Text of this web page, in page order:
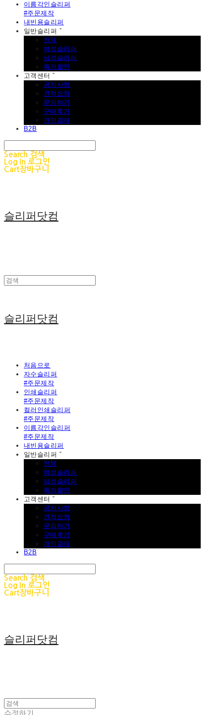
이름각인슬리퍼
#주문제작
내빈용슬리퍼
일반슬리퍼 ˇ
전체
여성슬리퍼
남성슬리퍼
특가할인
고객센터 ˇ
공지사항
견적요청
문의하기
구매후기
개인결제
B2B
Search 검색
Log In 로그인
Cart장바구니
슬리퍼닷컴
슬리퍼닷컴
처음으로
자수슬리퍼
#주문제작
인쇄슬리퍼
#주문제작
컬러인쇄슬리퍼
#주문제작
이름각인슬리퍼
#주문제작
내빈용슬리퍼
일반슬리퍼 ˇ
전체
여성슬리퍼
남성슬리퍼
특가할인
고객센터 ˇ
공지사항
견적요청
문의하기
구매후기
개인결제
B2B
Search 검색
Log In 로그인
Cart장바구니
슬리퍼닷컴